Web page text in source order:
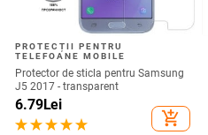
PROTECȚII PENTRU
TELEFOANE MOBILE
Protector de sticla pentru Samsung
J5 2017 - transparent
6.79Lei
add_shopping_cart